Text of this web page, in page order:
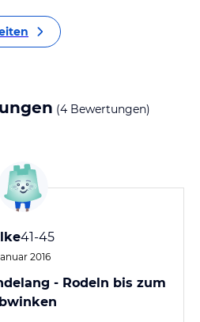
(4 Bewertungen)
41-45
2016
- Rodeln bis zum